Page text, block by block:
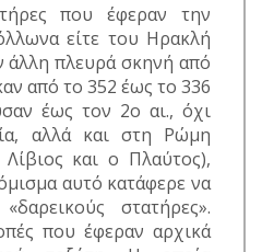
που έφεραν την
είτε του Ηρακλή
άλλη πλευρά σκηνή από
από το 352 έως το 336
έως τον 2ο αι., όχι
αλλά και στη Ρώμη
και ο Πλαύτος),
αυτό κατάφερε να
στατήρες».
που έφεραν αρχικά